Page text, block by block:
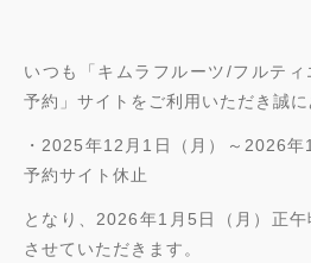
いつも「キムラフルーツ/フルテ
予約」サイトをご利用いただき誠に
・2025年12月1日（月）～2026
予約サイト休止
となり、2026年1月5日（月）正
させていただきます。
セール商品から探す
キムラフルーツ／フルティエー
ショッピングガイド
～
並び順